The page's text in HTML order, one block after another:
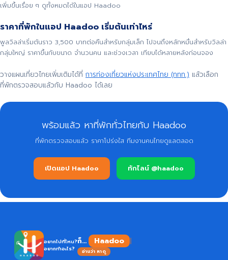
เพิ่มขึ้นเรื่อย ๆ ดูทั้งหมดได้ในแอป Haadoo
ราคาที่พักในแอป Haadoo เริ่มต้นเท่าไหร่
พูลวิลล่าเริ่มต้นราว 3,500 บาทต่อคืนสำหรับกลุ่มเล็ก ไปจนถึงหลักหมื่นสำหรับวิลล่า
กลุ่มใหญ่ ราคาขึ้นกับขนาด จำนวนคน และช่วงเวลา เทียบได้หลายหลังก่อนจอง
วางแผนเที่ยวไทยเพิ่มเติมได้ที่ การท่องเที่ยวแห่งประเทศไทย (ททท.) แล้วเลือก
ที่พักตรวจสอบแล้วกับ Haadoo ได้เลย
พร้อมแล้ว หาที่พักทั่วไทยกับ Haadoo
ที่พักตรวจสอบแล้ว ราคาโปร่งใส ทีมงานคนไทยดูแลตลอด
เปิดแอป Haadoo ทักไลน์ @haadoo
อยากไปที่ไหน?
อยากทำอะไร?
ก็... Haad
อ่านว่า หาดู